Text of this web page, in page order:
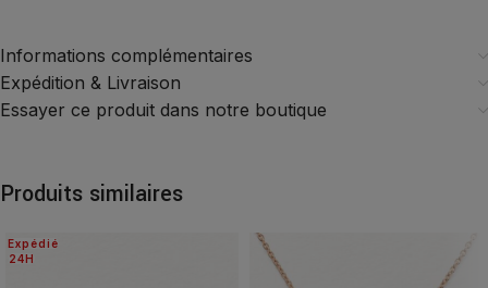
Informations complémentaires
Expédition & Livraison
Essayer ce produit dans notre boutique
Produits similaires
24H
Expédié